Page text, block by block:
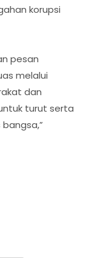
korupsi
pesan
melalui
dan
turut serta